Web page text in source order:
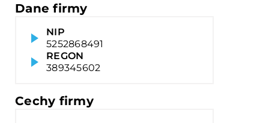
Dane firmy
NIP
5252868491
REGON
389345602
Cechy firmy